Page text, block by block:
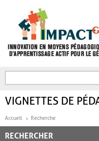
FORMULAIRE DE
VIGNETTES DE
Accueil Recherche
RECHERCHER